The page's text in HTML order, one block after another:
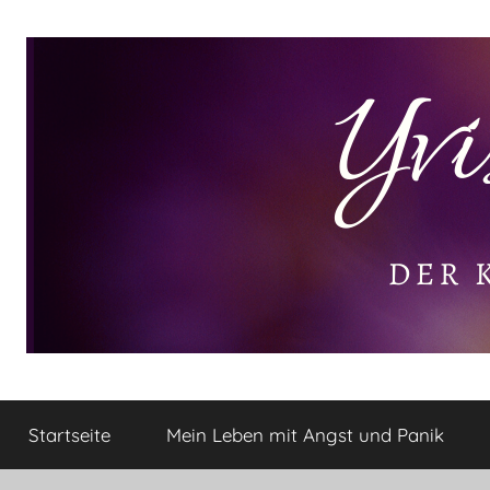
Yvis
Lifestyle
kleine
Lifestyle
Startseite Mein Leben mit Angst und Panik